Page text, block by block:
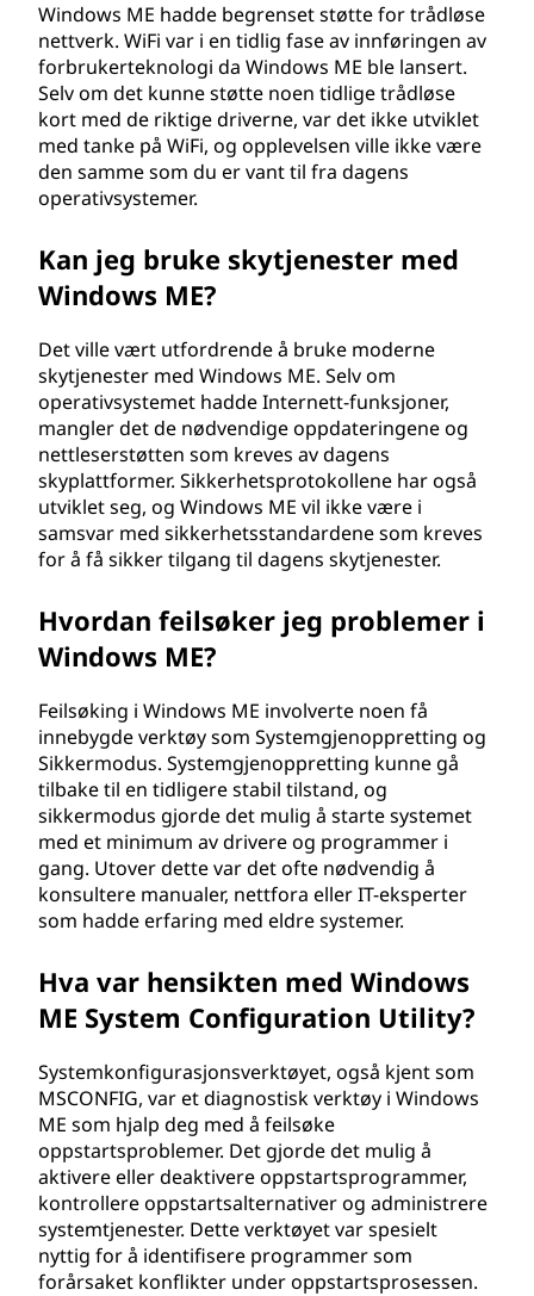
Windows ME hadde begrenset støtte for trådløse
nettverk. WiFi var i en tidlig fase av innføringen av
forbrukerteknologi da Windows ME ble lansert.
Selv om det kunne støtte noen tidlige trådløse
kort med de riktige driverne, var det ikke utviklet
med tanke på WiFi, og opplevelsen ville ikke være
den samme som du er vant til fra dagens
operativsystemer.
Kan jeg bruke skytjenester med
Windows ME?
Det ville vært utfordrende å bruke moderne
skytjenester med Windows ME. Selv om
operativsystemet hadde Internett-funksjoner,
mangler det de nødvendige oppdateringene og
nettleserstøtten som kreves av dagens
skyplattformer. Sikkerhetsprotokollene har også
utviklet seg, og Windows ME vil ikke være i
samsvar med sikkerhetsstandardene som kreves
for å få sikker tilgang til dagens skytjenester.
Hvordan feilsøker jeg problemer i
Windows ME?
Feilsøking i Windows ME involverte noen få
innebygde verktøy som Systemgjenoppretting og
Sikkermodus. Systemgjenoppretting kunne gå
tilbake til en tidligere stabil tilstand, og
sikkermodus gjorde det mulig å starte systemet
med et minimum av drivere og programmer i
gang. Utover dette var det ofte nødvendig å
konsultere manualer, nettfora eller IT-eksperter
som hadde erfaring med eldre systemer.
Hva var hensikten med Windows
ME System Configuration Utility?
Systemkonfigurasjonsverktøyet, også kjent som
MSCONFIG, var et diagnostisk verktøy i Windows
ME som hjalp deg med å feilsøke
oppstartsproblemer. Det gjorde det mulig å
aktivere eller deaktivere oppstartsprogrammer,
kontrollere oppstartsalternativer og administrere
systemtjenester. Dette verktøyet var spesielt
nyttig for å identifisere programmer som
forårsaket konflikter under oppstartsprosessen.